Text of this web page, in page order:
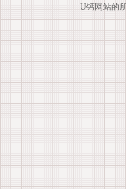
U钙网站的